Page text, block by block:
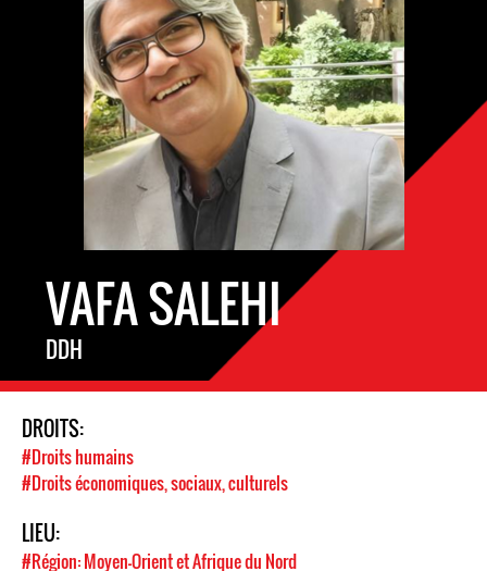
VAFA SALEHI
DDH
DROITS:
#Droits humains
#Droits économiques, sociaux, culturels
LIEU:
#Région: Moyen-Orient et Afrique du Nord